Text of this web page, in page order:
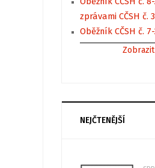
zprávami CČSH č.
Oběžník CČSH č.
NEJČTENĚJŠÍ